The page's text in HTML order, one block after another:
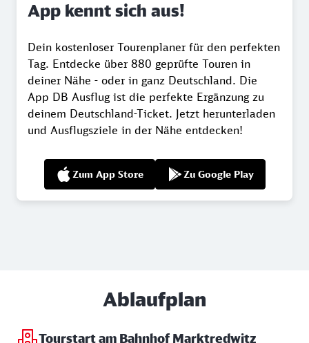
App kennt sich aus!
Dein kostenloser Tourenplaner für den perfekten
Tag. Entdecke über 880 geprüfte Touren in
deiner Nähe - oder in ganz Deutschland. Die
App DB Ausflug ist die perfekte Ergänzung zu
deinem Deutschland-Ticket. Jetzt herunterladen
und Ausflugsziele in der Nähe entdecken!
Zum App Store Zu Google Play
Ablaufplan
Tourstart am Bahnhof Marktredwitz